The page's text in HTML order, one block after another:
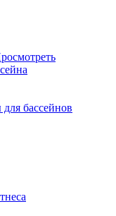
бассейнов